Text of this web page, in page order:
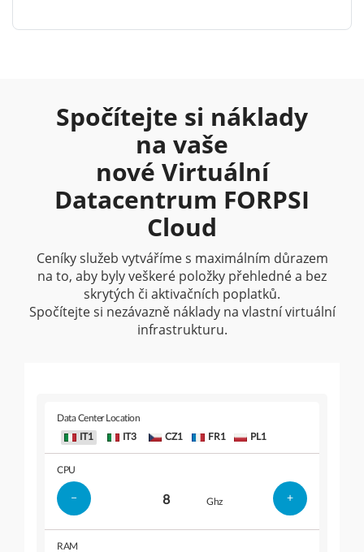
Spočítejte si náklady
na vaše
nové Virtuální
Datacentrum FORPSI
Cloud
Ceníky služeb vytváříme s maximálním důrazem
na to, aby byly veškeré položky přehledné a bez
skrytých či aktivačních poplatků.
Spočítejte si nezávazně náklady na vlastní virtuální
infrastrukturu.